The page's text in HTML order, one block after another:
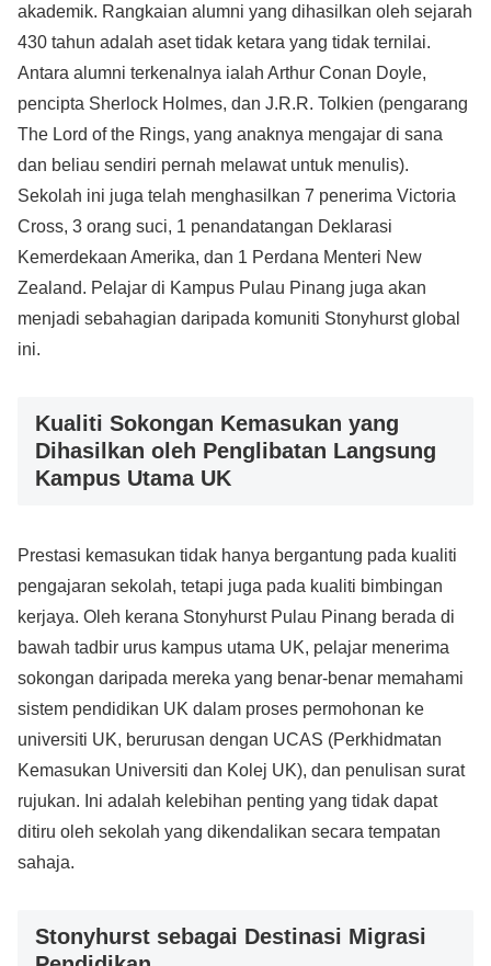
akademik. Rangkaian alumni yang dihasilkan oleh sejarah
430 tahun adalah aset tidak ketara yang tidak ternilai.
Antara alumni terkenalnya ialah Arthur Conan Doyle,
pencipta Sherlock Holmes, dan J.R.R. Tolkien (pengarang
The Lord of the Rings, yang anaknya mengajar di sana
dan beliau sendiri pernah melawat untuk menulis).
Sekolah ini juga telah menghasilkan 7 penerima Victoria
Cross, 3 orang suci, 1 penandatangan Deklarasi
Kemerdekaan Amerika, dan 1 Perdana Menteri New
Zealand. Pelajar di Kampus Pulau Pinang juga akan
menjadi sebahagian daripada komuniti Stonyhurst global
ini.
Kualiti Sokongan Kemasukan yang
Dihasilkan oleh Penglibatan Langsung
Kampus Utama UK
Prestasi kemasukan tidak hanya bergantung pada kualiti
pengajaran sekolah, tetapi juga pada kualiti bimbingan
kerjaya. Oleh kerana Stonyhurst Pulau Pinang berada di
bawah tadbir urus kampus utama UK, pelajar menerima
sokongan daripada mereka yang benar-benar memahami
sistem pendidikan UK dalam proses permohonan ke
universiti UK, berurusan dengan UCAS (Perkhidmatan
Kemasukan Universiti dan Kolej UK), dan penulisan surat
rujukan. Ini adalah kelebihan penting yang tidak dapat
ditiru oleh sekolah yang dikendalikan secara tempatan
sahaja.
Stonyhurst sebagai Destinasi Migrasi